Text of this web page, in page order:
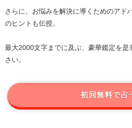
さらに、お悩みを解決に導くためのアド
のヒントも伝授。
最大2000文字までに及ぶ、豪華鑑定を是
さい。
初回無料で占